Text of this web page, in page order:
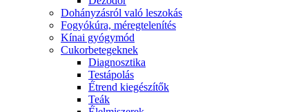
Dohányzásról való leszokás
Fogyókúra, méregtelenítés
Kínai gyógymód
Cukorbetegeknek
Diagnosztika
Testápolás
É́trend kiegészítők
Teák